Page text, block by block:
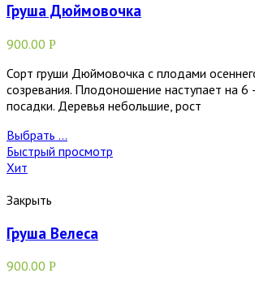
Груша Дюймовочка
900.00 Р
Сорт груши Дюймовочка с плодами
созревания. Плодоношение наступает на 6
посадки. Деревья небольшие, рост
Выбрать ...
Быстрый просмотр
Хит
Закрыть
Груша Велеса
900.00 Р